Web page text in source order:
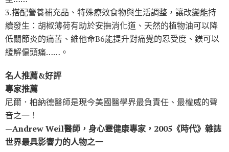
3.搭配營養補充品、特殊療效食物與生活調整，讓改變能持
續發生：胡椒薄荷有助於安撫消化道、天然的植物油可以降
低關節炎的痛苦、維他命B6能提升對痛覺的忍受度、鎂可以
緩解偏頭痛……。
名人推薦&好評
專家推薦
尼爾．柏納德醫師是現今美國醫學界最負責任、最權威的聲
音之一！
—Andrew Weil醫師，身心靈健康專家，2005《時代》雜誌
世界最具影響力的人物之一